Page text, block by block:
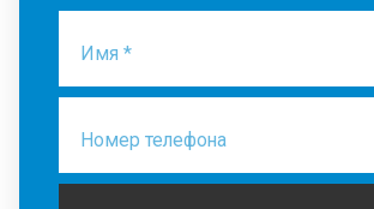
Имя *
Номер телефона